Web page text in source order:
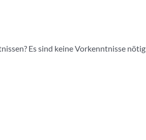
Es sind keine Vorkenntnisse nötig